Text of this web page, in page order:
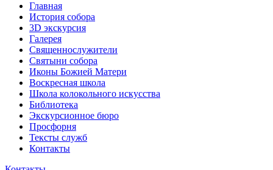
Главная
История собора
3D экскурсия
Галерея
Священнослужители
Святыни собора
Иконы Божией Матери
Воскресная школа
Школа колокольного искусства
Библиотека
Экскурсионное бюро
Просфорня
Тексты служб
Контакты